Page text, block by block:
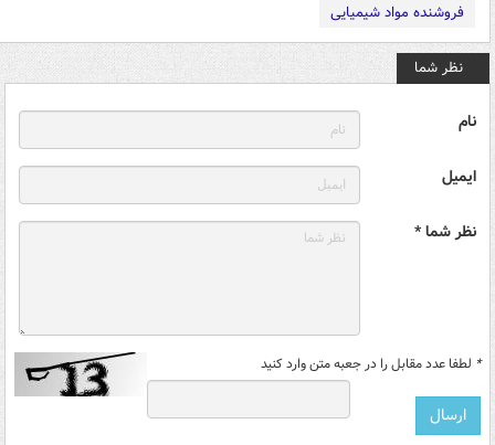
فروشنده مواد شیمیایی
نظر شما
نام
ایمیل
نظر شما *
* لطفا عدد مقابل را در جعبه متن وارد کنید